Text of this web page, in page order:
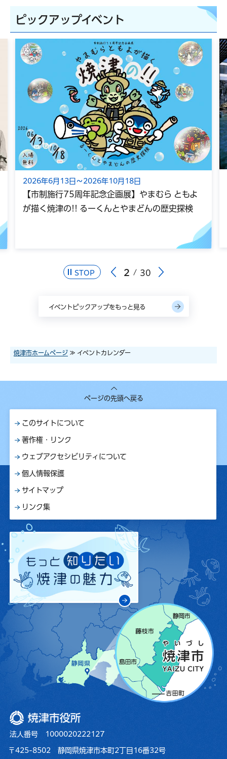
ピックアップイベント
STOP 2 30
2026年6月13日～2026年10月18日
【市制施行75周年記念企画展】やまむら ともよ
が描く焼津の!! るーくんとやまどんの歴史探検
イベントピックアップをもっと見る
焼津市ホームページ ≫ イベントカレンダー
ページの先頭へ戻る
このサイトについて
著作権・リンク
ウェブアクセシビリティについて
個人情報保護
サイトマップ
リンク集
焼津市役所
法人番号 1000020222127
〒425-8502 静岡県焼津市本町2丁目16番32号